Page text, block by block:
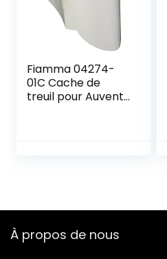
Fiamma 04274-
01C Cache de
treuil pour Auvent
À propos de nous